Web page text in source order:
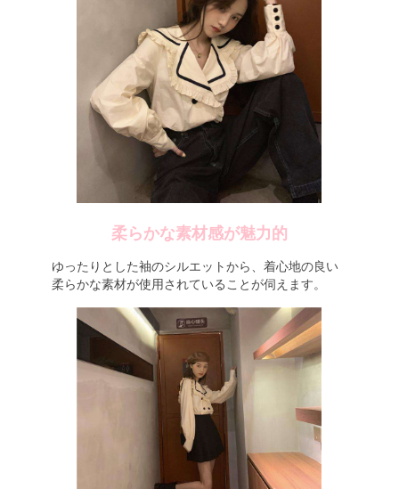
柔らかな素材感が魅力的
ゆったりとした袖のシルエットから、着心地の良い
柔らかな素材が使用されていることが伺えます。